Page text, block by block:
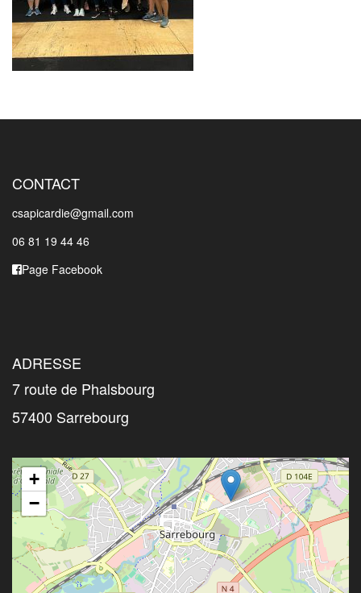
CONTACT
csapicardie@gmail.com
06 81 19 44 46
Page Facebook
ADRESSE
7 route de Phalsbourg
57400 Sarrebourg
+
−